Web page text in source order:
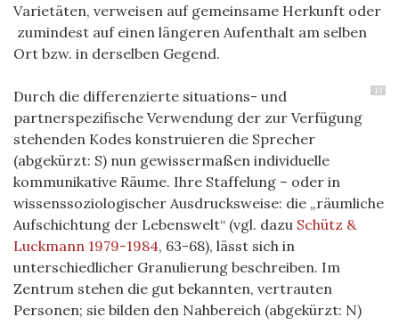
Varietäten, verweisen auf gemeinsame Herkunft oder
zumindest auf einen längeren Aufenthalt am selben
Ort bzw. in derselben Gegend.
13
Durch die differenzierte situations- und
partnerspezifische Verwendung der zur Verfügung
stehenden Kodes konstruieren die Sprecher
(abgekürzt: S) nun gewissermaßen individuelle
kommunikative Räume. Ihre Staffelung – oder in
wissenssoziologischer Ausdrucksweise: die „räumliche
Aufschichtung der Lebenswelt“ (vgl. dazu Schütz &
Luckmann 1979-1984, 63-68), lässt sich in
unterschiedlicher Granulierung beschreiben. Im
Zentrum stehen die gut bekannten, vertrauten
Personen; sie bilden den Nahbereich (abgekürzt: N)